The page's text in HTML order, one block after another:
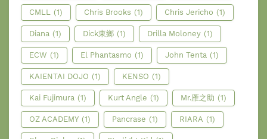
CMLL (1) Chris Brooks (1) Chris Jericho (1)
Diana (1) Dick東鄉 (1) Drilla Moloney (1)
ECW (1) El Phantasmo (1) John Tenta (1)
KAIENTAI DOJO (1) KENSO (1)
Kai Fujimura (1) Kurt Angle (1) Mr.雁之助 (1)
OZ ACADEMY (1) Pancrase (1) RIARA (1)